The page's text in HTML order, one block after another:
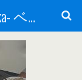
BABYFACE PLANET'S -fukuoka- ベビーフェイスプラネッツ 福岡(ベビフェ福岡)